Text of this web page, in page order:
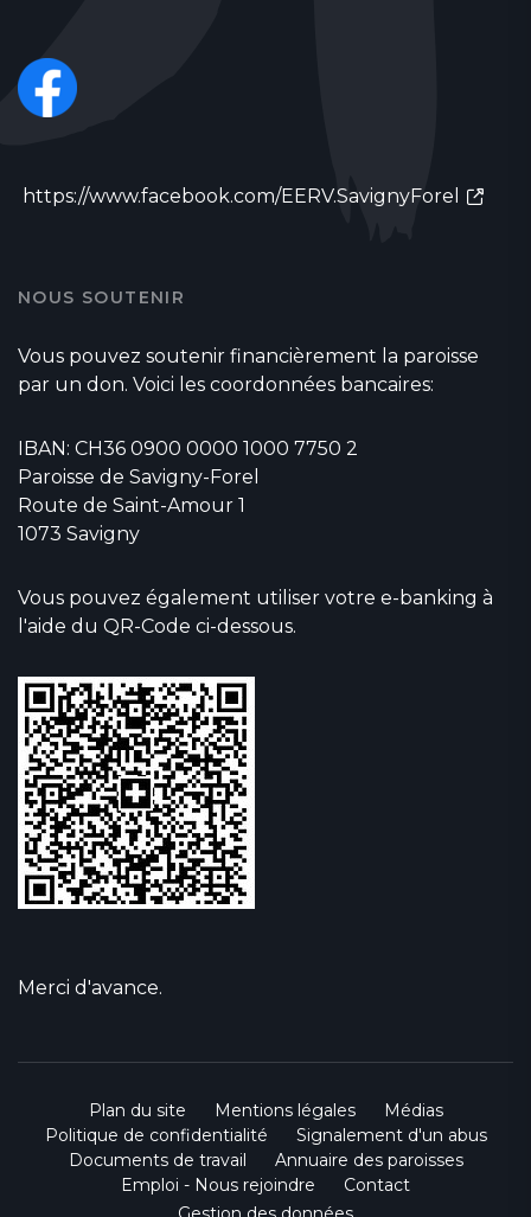
https://www.facebook.com/EERV.SavignyForel
NOUS SOUTENIR
Vous pouvez soutenir financièrement la paroisse
par un don. Voici les coordonnées bancaires:
IBAN: CH36 0900 0000 1000 7750 2
Paroisse de Savigny-Forel
Route de Saint-Amour 1
1073 Savigny
Vous pouvez également utiliser votre e-banking à
l'aide du QR-Code ci-dessous.
Merci d'avance.
Plan du site Mentions légales
Médias
Politique de confidentialité
Signalement d'un abus
Documents de travail
Annuaire des paroisses
Emploi - Nous rejoindre
Contact